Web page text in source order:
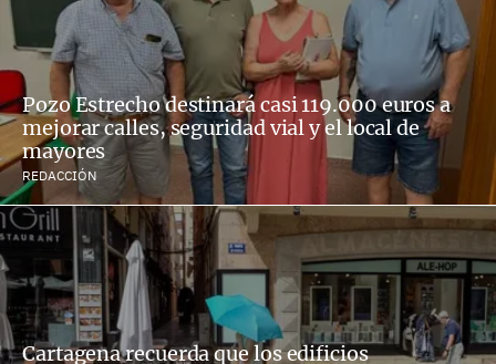
Pozo Estrecho destinará casi 119.000 euros a
mejorar calles, seguridad vial y el local de
mayores
REDACCIÓN
Cartagena recuerda que los edificios